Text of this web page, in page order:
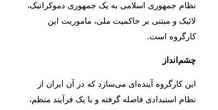
نظام جمهوری اسلامی به یک جمهوری دموکراتیک،
لائیک و مبتنی بر حاکمیت ملی، ماموریت این
کارگروه است.
چشم‌انداز
این کارگروه آینده‌ای می‌سازد که در آن ایران از
نظام استبدادی فاصله گرفته و با یک فرآیند منظم،